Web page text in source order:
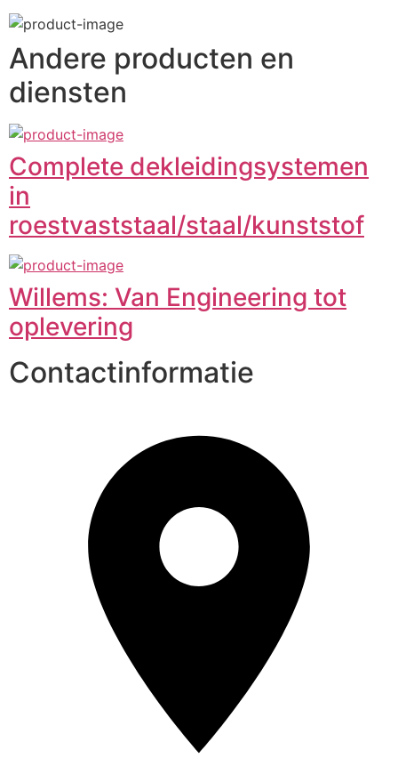
Andere producten en
diensten
Complete dekleidingsystemen
in
roestvaststaal/staal/kunststof
Willems: Van Engineering tot
oplevering
Contactinformatie